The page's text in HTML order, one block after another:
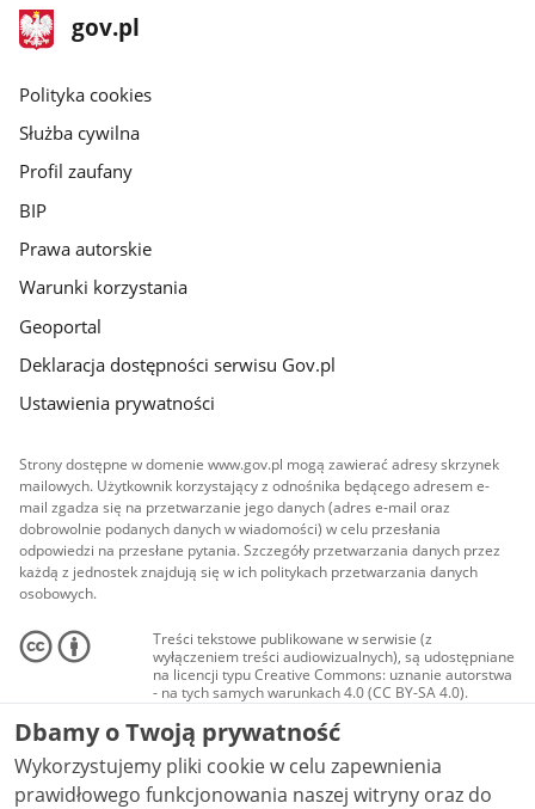
stopka
gov.pl
Strona
gov.pl
gov.pl
Polityka cookies
Służba cywilna
Profil zaufany
BIP
Prawa autorskie
Warunki korzystania
Geoportal
Deklaracja dostępności serwisu Gov.pl
Ustawienia prywatności
Strony dostępne w domenie www.gov.pl mogą zawierać adresy skrzynek
mailowych. Użytkownik korzystający z odnośnika będącego adresem e-
mail zgadza się na przetwarzanie jego danych (adres e-mail oraz
dobrowolnie podanych danych w wiadomości) w celu przesłania
odpowiedzi na przesłane pytania. Szczegóły przetwarzania danych przez
każdą z jednostek znajdują się w ich politykach przetwarzania danych
osobowych.
Treści tekstowe publikowane w serwisie (z
wyłączeniem treści audiowizualnych), są udostępniane
na licencji typu Creative Commons: uznanie autorstwa
- na tych samych warunkach 4.0 (CC BY-SA 4.0).
Materiały audiowizualne, w tym zdjęcia, materiały
audio i wideo, są udostępniane na licencji typu
Creative Commons: uznanie autorstwa użycie
niekomercyjne - bez utworów zależnych 4.0 (CC BY-
NC-ND 4.0), o ile nie jest to stwierdzone inaczej.
Dbamy o Twoją prywatność
Wykorzystujemy pliki cookie w celu zapewnienia
prawidłowego funkcjonowania naszej witryny oraz do